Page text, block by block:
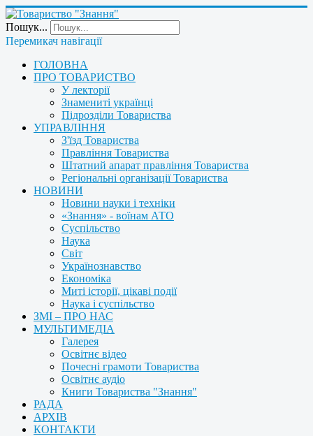
Пошук...
Перемикач навігації
ГОЛОВНА
ПРО ТОВАРИСТВО
У лекторії
Знамениті українці
Підрозділи Товариства
УПРАВЛІННЯ
З'їзд Товариства
Правління Товариства
Штатний апарат правління Товариства
Регіональні організації Товариства
НОВИНИ
Новини науки і техніки
«Знання» - воїнам АТО
Суспільство
Наука
Світ
Українознавство
Економіка
Миті історії, цікаві події
Наука і суспільство
ЗМІ – ПРО НАС
МУЛЬТИМЕДІА
Галерея
Освітнє відео
Почесні грамоти Товариства
Освітнє аудіо
Книги Товариства "Знання"
РАДА
АРХІВ
КОНТАКТИ